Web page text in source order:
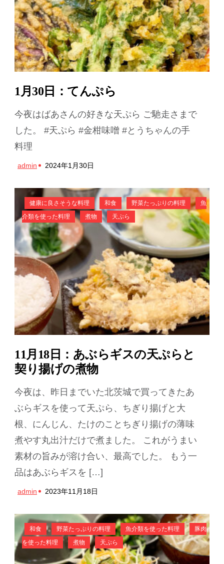
1月30日：てんぷら
今夜はばあさんの好きな天ぷら ご馳走さまで
した。 #天ぷら #金柑味噌 #とうちゃんの手
料理
admin 2024年1月30日
健康に良さそうな料理 和食 野菜たっぷりの料理
魚
介類を使った料理
煮物 天ぷら
11月18日：あぶらギスの天ぷらと
契り揚げの煮物
今夜は、昨日までいた北茨城で買ってきたあ
ぶらギスを使って天ぷら、ちぎり揚げと大
根、にんじん、たけのことちぎり揚げの薄味
煮やす丸出汁だけで煮ました。 これがうまい
素材の旨みが溶け合い、最高でした。 もう一
品はあぶらギスを […]
admin 2023年11月18日
和食 野菜たっぷりの料理 魚介類を使った料理
豚肉
を使った料理
煮物 天ぷら